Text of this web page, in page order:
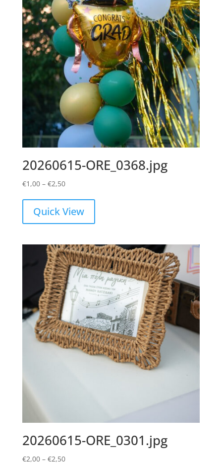
20260615-ORE_0368.jpg
€1,00 – €2,50Price
€1,00
through
Quick View
20260615-ORE_0301.jpg
€2,00 – €2,50Price